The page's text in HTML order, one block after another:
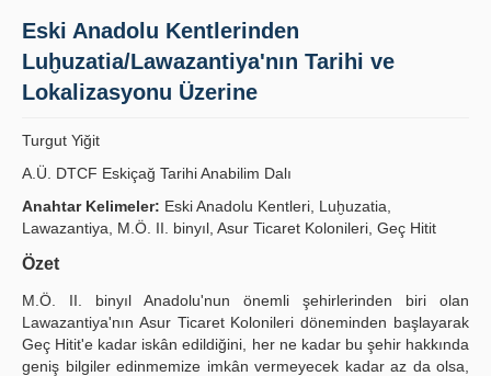
Dergi Kurulları
Yazım Kuralları
Yayın Politikaları
Kılavuzlar
Eski Anadolu Kentlerinden
Luḫuzatia/Lawazantiya'nın Tarihi ve
Lokalizasyonu Üzerine
Turgut Yiğit
A.Ü. DTCF Eskiçağ Tarihi Anabilim Dalı
Anahtar Kelimeler: Eski Anadolu Kentleri, Luḫuzatia,
Lawazantiya, M.Ö. II. binyıl, Asur Ticaret Kolonileri, Geç Hitit
Özet
M.Ö. II. binyıl Anadolu'nun önemli şehirlerinden biri olan
Lawazantiya'nın Asur Ticaret Kolonileri döneminden başlayarak
Geç Hitit'e kadar iskân edildiğini, her ne kadar bu şehir hakkında
geniş bilgiler edinmemize imkân vermeyecek kadar az da olsa,